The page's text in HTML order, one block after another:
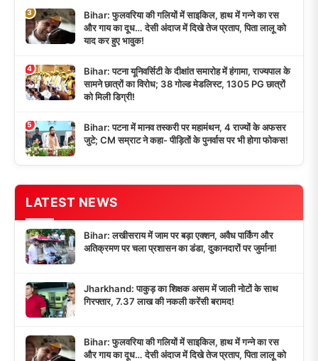
3
Bihar: फुलवरिया की गलियों में साइकिल, हाथ में गन्ने का रस
और गाय का दूध… देसी अंदाज में दिखे तेज प्रताप, पिता लालू को
याद कर हुए भावुक!
4
Bihar: पटना यूनिवर्सिटी के दीक्षांत समारोह में हंगामा, राज्यपाल के
सामने छात्रों का विरोध; 38 गोल्ड मेडलिस्ट, 1305 PG छात्रों
को मिली डिग्री!
5
Bihar: पटना में मानव तस्करी पर महामंथन, 4 राज्यों के अफसर
जुटे; CM सम्राट ने कहा- पीड़ितों के पुनर्वास पर भी होगा फोकस!
LATEST NEWS
Bihar: लखीसराय में जाम पर बड़ा एक्शन, अवैध पार्किंग और
अतिक्रमण पर चला प्रशासन का डंडा, दुकानदारों पर जुर्माना!
Jharkhand: पाकुड़ का शिक्षक असम में जाली नोटों के साथ
गिरफ्तार, 7.37 लाख की नकली करेंसी बरामद!
Bihar: फुलवरिया की गलियों में साइकिल, हाथ में गन्ने का रस
और गाय का दूध… देसी अंदाज में दिखे तेज प्रताप, पिता लालू को